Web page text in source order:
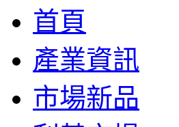
首頁
產業資訊
市場新品